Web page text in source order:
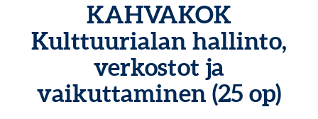
KAHVAKOK
Kulttuurialan hallinto,
verkostot ja
vaikuttaminen (25 op)